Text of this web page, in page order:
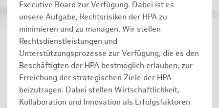
Executive Board zur Verfügung. Dabei ist es
unsere Aufgabe, Rechtsrisiken der HPA zu
minimieren und zu managen. Wir stellen
Rechtsdienstleistungen und
Unterstützungsprozesse zur Verfügung, die es den
Beschäftigten der HPA bestmöglich erlauben, zur
Erreichung der strategischen Ziele der HPA
beizutragen. Dabei stellen Wirtschaftlichkeit,
Kollaboration und Innovation als Erfolgsfaktoren